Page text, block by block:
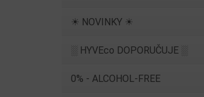
☀ NOVINKY ☀
░ HYVEco DOPORUČUJE ░
0% - ALCOHOL-FREE